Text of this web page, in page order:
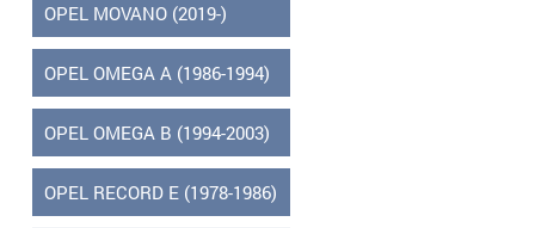
OPEL MOVANO (2019-)
OPEL OMEGA A (1986-1994)
OPEL OMEGA B (1994-2003)
OPEL RECORD E (1978-1986)